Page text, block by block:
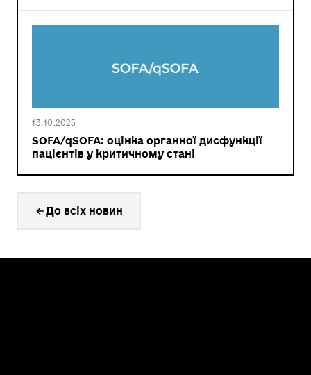
13.10.2025
SOFA/qSOFA: оцінка органної дисфункції
пацієнтів у критичному стані
До всіх новин